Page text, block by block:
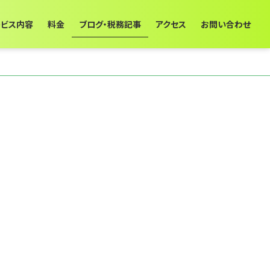
ス内容 料金 ブログ・税務記事 アクセス お問い合わせ